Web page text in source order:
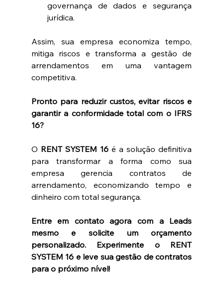
governança de dados e segurança
jurídica.
Assim, sua empresa economiza tempo,
mitiga riscos e transforma a gestão de
arrendamentos em uma vantagem
competitiva.
Pronto para reduzir custos, evitar riscos e
garantir a conformidade total com o IFRS
16?
O RENT SYSTEM 16 é a solução definitiva
para transformar a forma como sua
empresa gerencia contratos de
arrendamento, economizando tempo e
dinheiro com total segurança.
Entre em contato agora com a Leads
mesmo e solicite um orçamento
personalizado. Experimente o RENT
SYSTEM 16 e leve sua gestão de contratos
para o próximo nível!